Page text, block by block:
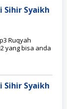
Sihir Syaikh
Ruqyah
yang bisa anda
Sihir Syaikh